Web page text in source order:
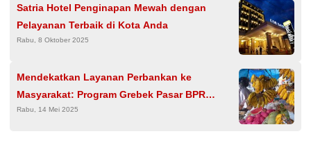
Satria Hotel Penginapan Mewah dengan
Pelayanan Terbaik di Kota Anda
Rabu, 8 Oktober 2025
Mendekatkan Layanan Perbankan ke
Masyarakat: Program Grebek Pasar BPR
Fianka Rezalina
Rabu, 14 Mei 2025